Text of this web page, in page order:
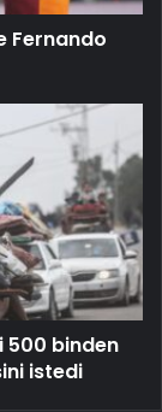
Fernando
500 binden
istedi